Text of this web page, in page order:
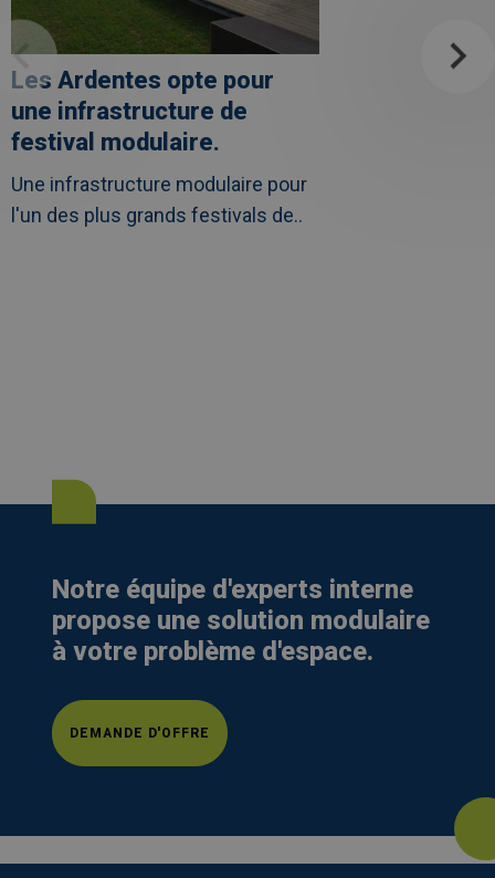
Les Ardentes opte pour
une infrastructure de
festival modulaire.
Une infrastructure modulaire pour
l'un des plus grands festivals de..
Notre équipe d'experts interne
propose une solution modulaire
à votre problème d'espace.
DEMANDE D'OFFRE